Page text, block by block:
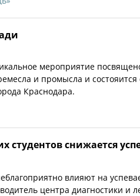
мероприятие
и промысла и
Краснодара.
студентов снижается
влияют на
центра диагностики и